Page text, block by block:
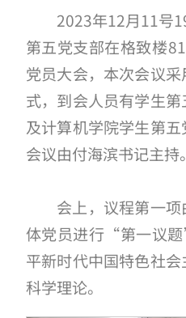
2023年12月11号
第五党支部在格致楼
党员大会，本次会议
式，到会人员有学生
及计算机学院学生第
会议由付海滨书记主持。
会上，议程第一
体党员进行“第一议
平新时代中国特色社
科学理论。